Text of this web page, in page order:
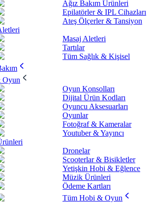
Ağız Bakım Ürünleri
Epilatörler & IPL Cihazları
Ateş Ölçerler & Tansiyon
Masaj Aletleri
Tartılar
Tüm Sağlık & Kişisel
Oyun
Oyun Konsolları
Dijital Ürün Kodları
Oyuncu Aksesuarları
Oyunlar
Fotoğraf & Kameralar
Youtuber & Yayıncı
Dronelar
Scooterlar & Bisikletler
Yetişkin Hobi & Eğlence
Müzik Ürünleri
Ödeme Kartları
Tüm Hobi & Oyun